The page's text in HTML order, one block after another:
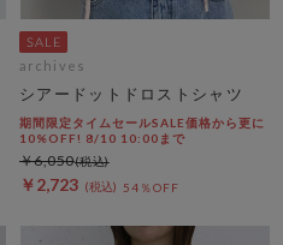
archives
シアードットドロストシャツ
期間限定タイムセールSALE価格から更に
10%OFF! 8/10 10:00まで
￥2,723 54％OFF
￥6,050